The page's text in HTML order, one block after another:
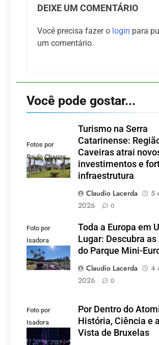
DEIXE UM COMENTÁRIO
Você precisa fazer o login para
um comentário.
Você pode gostar...
Fotos por
Paulo Chagas
Turismo na Serra
Catarinense:
Caveiras atrai
investimentos e
infraestrutura
Claudio Lacerda
5
2026
0
Foto por
Isadora
Lacerda
Toda a Europa em
Lugar: Descubra
do Parque Mini-
Claudio Lacerda
4
2026
0
Foto por
Isadora
Lacerda
Por Dentro do
História, Ciência e
Vista de Bruxelas